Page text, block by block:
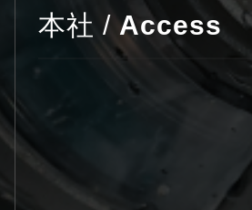
本社 /Access